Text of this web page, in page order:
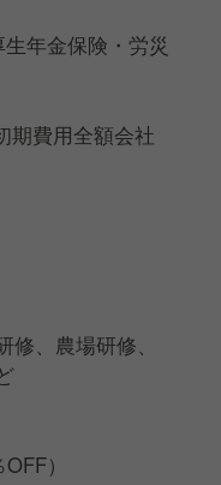
年金保険・労災
期費用全額会社
、農場研修、
）